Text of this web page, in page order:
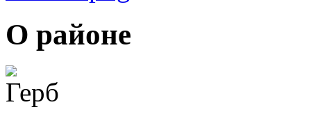
О районе